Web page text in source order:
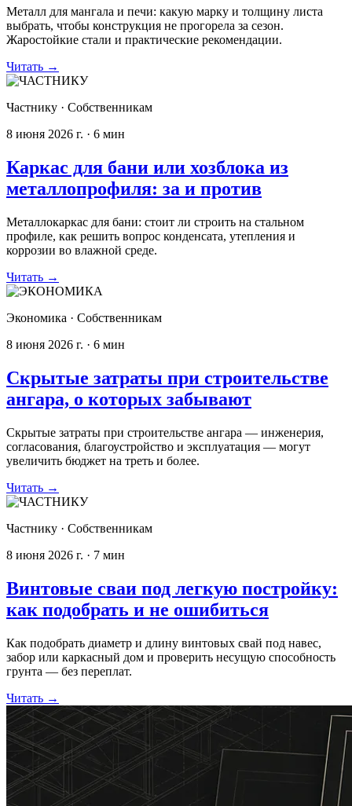
Металл для мангала и печи: какую марку и толщину листа
выбрать, чтобы конструкция не прогорела за сезон.
Жаростойкие стали и практические рекомендации.
Читать →
Частнику · Собственникам
8 июня 2026 г. · 6 мин
Каркас для бани или хозблока из
металлопрофиля: за и против
Металлокаркас для бани: стоит ли строить на стальном
профиле, как решить вопрос конденсата, утепления и
коррозии во влажной среде.
Читать →
Экономика · Собственникам
8 июня 2026 г. · 6 мин
Скрытые затраты при строительстве
ангара, о которых забывают
Скрытые затраты при строительстве ангара — инженерия,
согласования, благоустройство и эксплуатация — могут
увеличить бюджет на треть и более.
Читать →
Частнику · Собственникам
8 июня 2026 г. · 7 мин
Винтовые сваи под легкую постройку:
как подобрать и не ошибиться
Как подобрать диаметр и длину винтовых свай под навес,
забор или каркасный дом и проверить несущую способность
грунта — без переплат.
Читать →